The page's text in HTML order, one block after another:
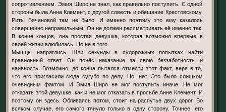
сопротивлением. Эмия Широ не знал, как правильно поступить. С одной
стороны была Анна Клемент, с другой совесть и обещание Крестовскому.
Риты Бяченовой там не было. И именно поэтому это ему казалось
совершенно неправильным. Он не должен рассматривать её именно так.
В конце концов, она простая девушка, которая возможно впервые в
своей жизни влюбилась. Но не в того.
Мышцы напряглись. Шли секунды в судорожных попытках найти
правильный ответ. Он понёс наказание за свою беззаботность и
наивность. Возможно, до конца пытался отмести этот факт, веря в то,
что его пригласили сюда сугубо по делу. Но, нет. Это было слишком
очевидным фактом. И Эмия Широ не мог поступить иначе. Не мог
отказать этой девушке, как и не мог отказать в просьбе Анне Клемент. И
поэтому он здесь. Обливаясь потом, стоит на распутье двух дорог. Во
всяком случае, его самого тянуло только в одну сторону. Точнее, его